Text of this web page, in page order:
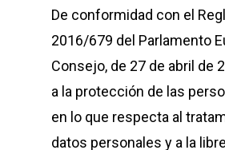
De conformidad con el
2016/679 del Parlamento
Consejo, de 27 de abril de
a la protección de las
en lo que respecta al
datos personales y a la